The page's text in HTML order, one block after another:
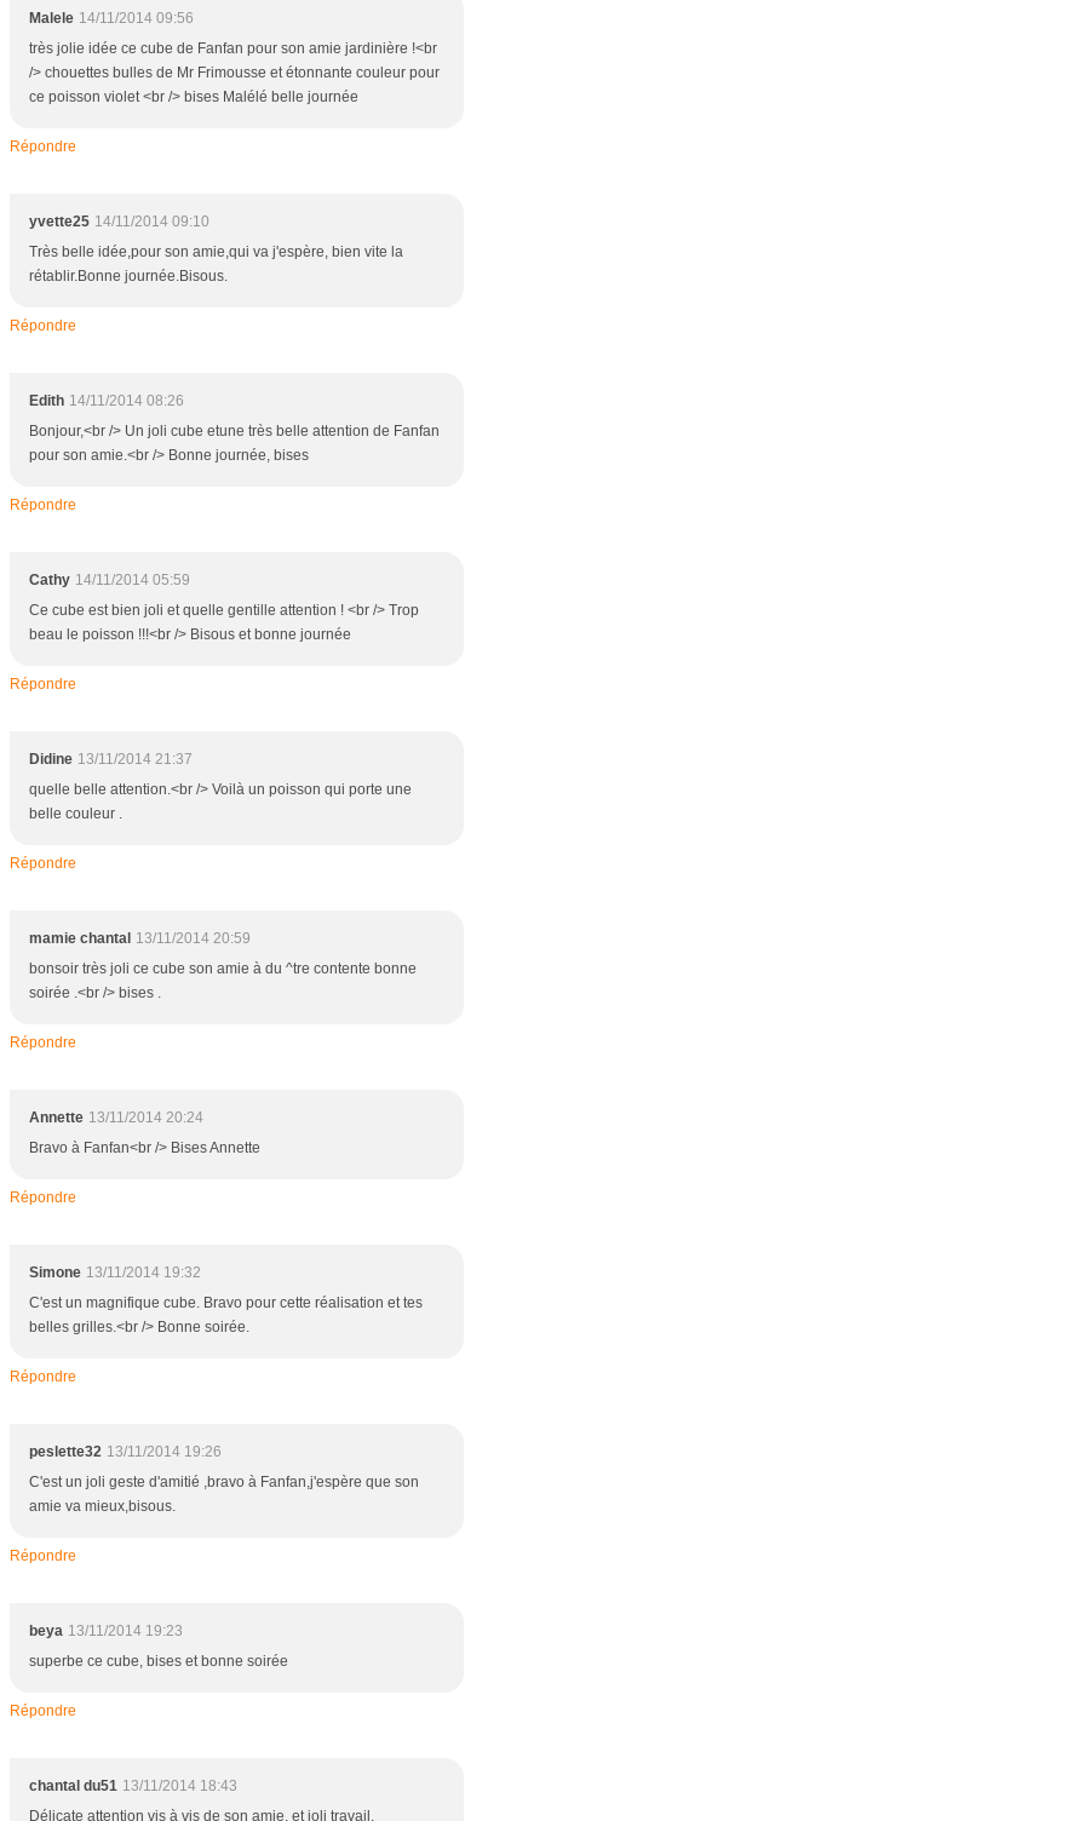
Malele 14/11/2014 09:56
très jolie idée ce cube de Fanfan pour son amie jardinière !<br
/> chouettes bulles de Mr Frimousse et étonnante couleur pour
ce poisson violet <br /> bises Malélé belle journée
Répondre
yvette25 14/11/2014 09:10
Très belle idée,pour son amie,qui va j'espère, bien vite la
rétablir.Bonne journée.Bisous.
Répondre
Edith 14/11/2014 08:26
Bonjour,<br /> Un joli cube etune très belle attention de Fanfan
pour son amie.<br /> Bonne journée, bises
Répondre
Cathy 14/11/2014 05:59
Ce cube est bien joli et quelle gentille attention ! <br /> Trop
beau le poisson !!!<br /> Bisous et bonne journée
Répondre
Didine 13/11/2014 21:37
quelle belle attention.<br /> Voilà un poisson qui porte une
belle couleur .
Répondre
mamie chantal 13/11/2014 20:59
bonsoir très joli ce cube son amie à du ^tre contente bonne
soirée .<br /> bises .
Répondre
Annette 13/11/2014 20:24
Bravo à Fanfan<br /> Bises Annette
Répondre
Simone 13/11/2014 19:32
C'est un magnifique cube. Bravo pour cette réalisation et tes
belles grilles.<br /> Bonne soirée.
Répondre
peslette32 13/11/2014 19:26
C'est un joli geste d'amitié ,bravo à Fanfan,j'espère que son
amie va mieux,bisous.
Répondre
beya 13/11/2014 19:23
superbe ce cube, bises et bonne soirée
Répondre
chantal du51 13/11/2014 18:43
Délicate attention vis à vis de son amie, et joli travail,